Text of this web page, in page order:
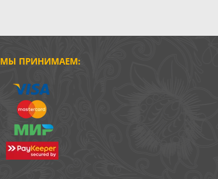
МЫ ПРИНИМАЕМ: